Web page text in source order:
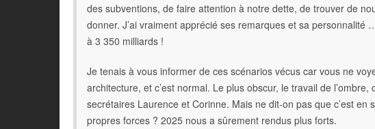
des subventions, de faire attention à notre dette, de trouver de
donner. J’ai vraiment apprécié ses remarques et sa personnalité
à 3 350 milliards !
Je tenais à vous informer de ces scénarios vécus car vous ne
architecture, et c’est normal. Le plus obscur, le travail de
secrétaires Laurence et Corinne. Mais ne dit-on pas que c’est en
propres forces ? 2025 nous a sûrement rendus plus forts.